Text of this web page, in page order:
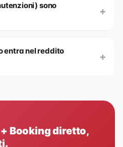
sono
+
entra nel reddito
+
Booking diretto,